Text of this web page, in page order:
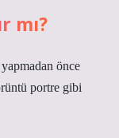
mı?
önce
portre gibi